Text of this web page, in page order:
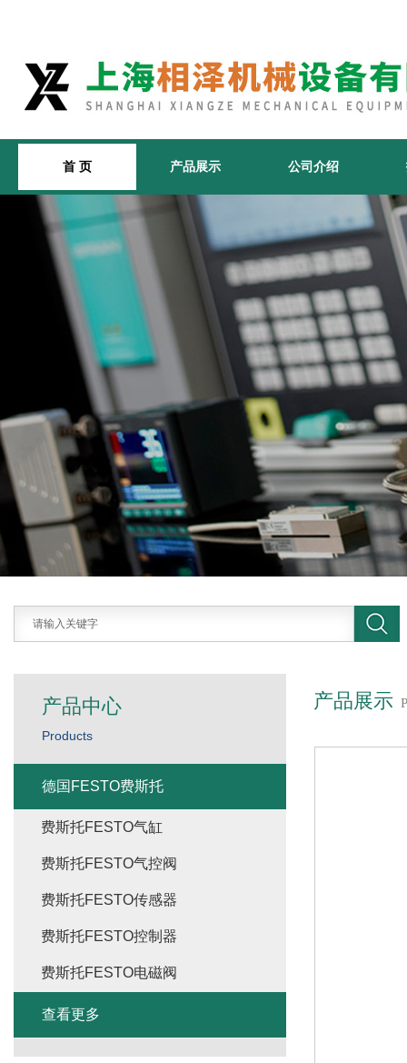
首 页 产品展示 公司介绍
产品展示
产品中心
Products
德国FESTO费斯托
费斯托FESTO气缸
费斯托FESTO气控阀
费斯托FESTO传感器
费斯托FESTO控制器
费斯托FESTO电磁阀
查看更多